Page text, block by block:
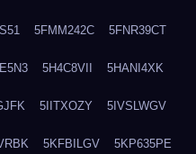
5FMM242C 5FNR39CT
5H4C8VII 5HANI4XK
5IITXOZY 5IVSLWGV
5KFBILGV 5KP635PE